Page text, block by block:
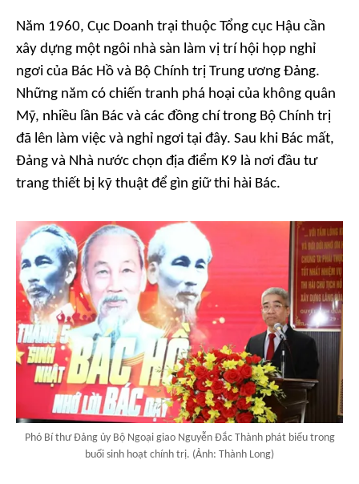
Năm 1960, Cục Doanh trại thuộc Tổng cục Hậu cần
xây dựng một ngôi nhà sàn làm vị trí hội họp nghỉ
ngơi của Bác Hồ và Bộ Chính trị Trung ương Đảng.
Những năm có chiến tranh phá hoại của không quân
Mỹ, nhiều lần Bác và các đồng chí trong Bộ Chính trị
đã lên làm việc và nghỉ ngơi tại đây. Sau khi Bác mất,
Đảng và Nhà nước chọn địa điểm K9 là nơi đầu tư
trang thiết bị kỹ thuật để gìn giữ thi hài Bác.
Phó Bí thư Đảng ủy Bộ Ngoại giao Nguyễn Đắc Thành phát biểu trong
buổi sinh hoạt chính trị. (Ảnh: Thành Long)